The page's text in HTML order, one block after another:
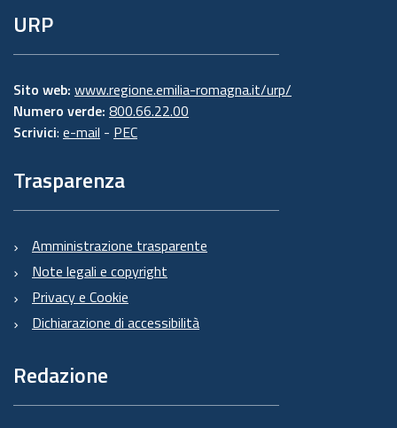
URP
Sito web: www.regione.emilia-romagna.it/urp/
Numero verde: 800.66.22.00
Scrivici: e-mail - PEC
Trasparenza
Amministrazione trasparente
Note legali e copyright
Privacy e Cookie
Dichiarazione di accessibilità
Redazione